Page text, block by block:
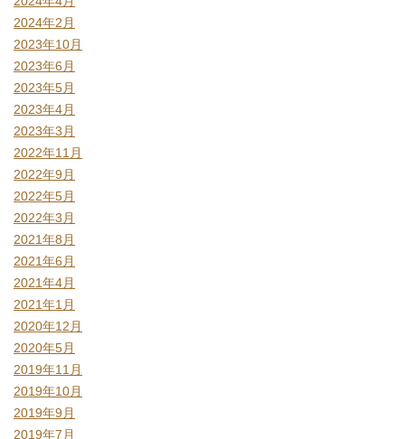
2024年2月
2023年10月
2023年6月
2023年5月
2023年4月
2023年3月
2022年11月
2022年9月
2022年5月
2022年3月
2021年8月
2021年6月
2021年4月
2021年1月
2020年12月
2020年5月
2019年11月
2019年10月
2019年9月
2019年7月